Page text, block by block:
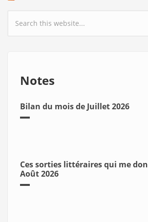
Search form
Notes
Bilan du mois de Juillet 2026
Ces sorties littéraires qui me
Août 2026